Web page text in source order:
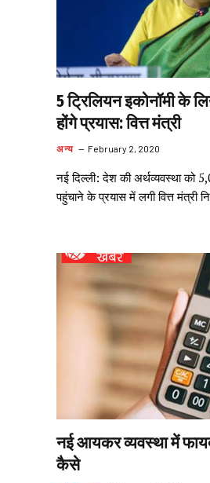
5 ट्रिलियन इकोनॉमी के
होंगे प्रयास: वित्त मंत्री
अन्य February 2, 2020
नई दिल्ली: देश की अर्थव्यवस्था को
पहुंचाने के प्रयास में लगी वित्त मंत्री
नई आयकर व्यवस्था में
कैसे